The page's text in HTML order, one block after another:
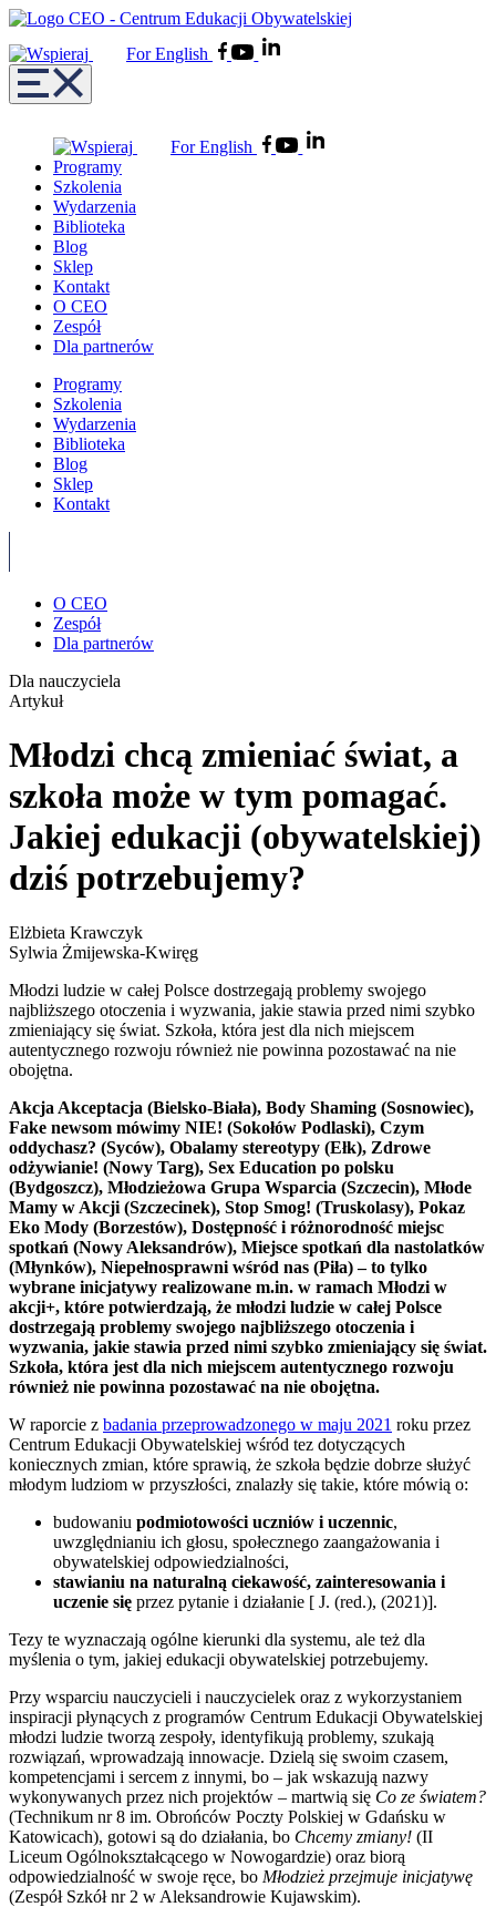
For English
For English
Programy
Szkolenia
Wydarzenia
Biblioteka
Blog
Sklep
Kontakt
O CEO
Zespół
Dla partnerów
Programy
Szkolenia
Wydarzenia
Biblioteka
Blog
Sklep
Kontakt
O CEO
Zespół
Dla partnerów
Dla nauczyciela
Artykuł
Młodzi chcą zmieniać świat, a
szkoła może w tym pomagać.
Jakiej edukacji (obywatelskiej)
dziś potrzebujemy?
Elżbieta Krawczyk
Sylwia Żmijewska-Kwiręg
Młodzi ludzie w całej Polsce dostrzegają problemy swojego
najbliższego otoczenia i wyzwania, jakie stawia przed nimi szybko
zmieniający się świat. Szkoła, która jest dla nich miejscem
autentycznego rozwoju również nie powinna pozostawać na nie
obojętna.
Akcja Akceptacja (Bielsko-Biała), Body Shaming (Sosnowiec),
Fake newsom mówimy NIE! (Sokołów Podlaski), Czym
oddychasz? (Syców), Obalamy stereotypy (Ełk), Zdrowe
odżywianie! (Nowy Targ), Sex Education po polsku
(Bydgoszcz), Młodzieżowa Grupa Wsparcia (Szczecin), Młode
Mamy w Akcji (Szczecinek), Stop Smog! (Truskolasy), Pokaz
Eko Mody (Borzestów), Dostępność i różnorodność miejsc
spotkań (Nowy Aleksandrów), Miejsce spotkań dla nastolatków
(Młynków), Niepełnosprawni wśród nas (Piła) – to tylko
wybrane inicjatywy realizowane m.in. w ramach Młodzi w
akcji+, które potwierdzają, że młodzi ludzie w całej Polsce
dostrzegają problemy swojego najbliższego otoczenia i
wyzwania, jakie stawia przed nimi szybko zmieniający się świat.
Szkoła, która jest dla nich miejscem autentycznego rozwoju
również nie powinna pozostawać na nie obojętna.
W raporcie z badania przeprowadzonego w maju 2021 roku przez
Centrum Edukacji Obywatelskiej wśród tez dotyczących
koniecznych zmian, które sprawią, że szkoła będzie dobrze służyć
młodym ludziom w przyszłości, znalazły się takie, które mówią o:
budowaniu podmiotowości uczniów i uczennic,
uwzględnianiu ich głosu, społecznego zaangażowania i
obywatelskiej odpowiedzialności,
stawianiu na naturalną ciekawość, zainteresowania i
uczenie się przez pytanie i działanie [ J. (red.), (2021)].
Tezy te wyznaczają ogólne kierunki dla systemu, ale też dla
myślenia o tym, jakiej edukacji obywatelskiej potrzebujemy.
Przy wsparciu nauczycieli i nauczycielek oraz z wykorzystaniem
inspiracji płynących z programów Centrum Edukacji Obywatelskiej
młodzi ludzie tworzą zespoły, identyfikują problemy, szukają
rozwiązań, wprowadzają innowacje. Dzielą się swoim czasem,
kompetencjami i sercem z innymi, bo – jak wskazują nazwy
wykonywanych przez nich projektów – martwią się Co ze światem?
(Technikum nr 8 im. Obrońców Poczty Polskiej w Gdańsku w
Katowicach), gotowi są do działania, bo Chcemy zmiany! (II
Liceum Ogólnokształcącego w Nowogardzie) oraz biorą
odpowiedzialność w swoje ręce, bo Młodzież przejmuje inicjatywę
(Zespół Szkół nr 2 w Aleksandrowie Kujawskim).